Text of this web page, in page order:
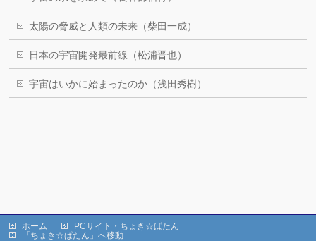
太陽の脅威と人類の未来（柴田一成）
日本の宇宙開発最前線（松浦晋也）
宇宙はいかに始まったのか（浅田秀樹）
ホーム
PCサイト・ちょき☆ぱたん
「ちょき☆ぱたん」へ移動